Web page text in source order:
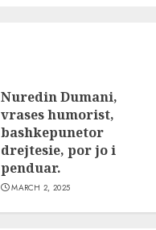
Nuredin Dumani,
vrases humorist,
bashkepunetor
drejtesie, por jo i
penduar.
MARCH 2, 2025